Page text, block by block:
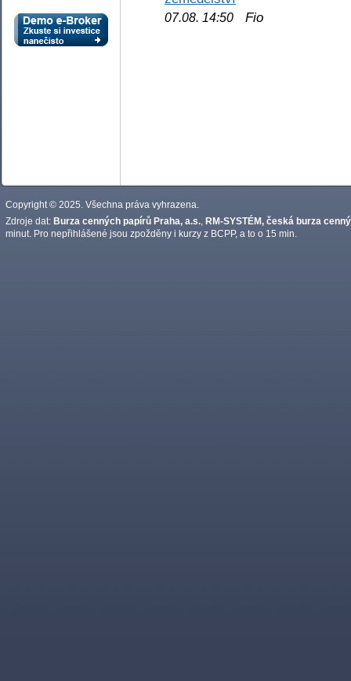
07.08. 14:50 Fio
Copyright © 2025. Všechna práva vyhrazena.
Zdroje dat: Burza cenných papírů Praha, a.s. RM-SYSTÉM, česká burza
minut. Pro nepřihlášené jsou zpožděny i kurzy z BCPP, a to o 15 min.